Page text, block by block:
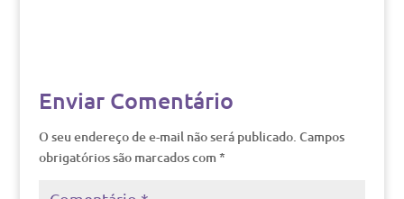
Enviar Comentário
O seu endereço de e-mail não será publicado. Campos
obrigatórios são marcados com *